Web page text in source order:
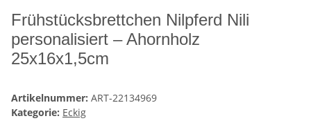
Frühstücksbrettchen Nilpferd Nili
personalisiert – Ahornholz
25x16x1,5cm
Artikelnummer: ART-22134969
Kategorie: Eckig